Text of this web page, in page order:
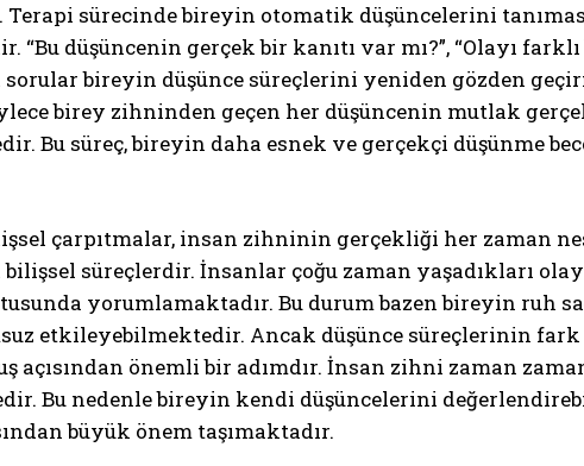
sürecinde bireyin otomatik düşüncelerini
“Bu düşüncenin gerçek bir kanıtı var mı?”, “Olayı
bireyin düşünce süreçlerini yeniden gözden
birey zihninden geçen her düşüncenin mutlak
Bu süreç, bireyin daha esnek ve gerçekçi düşünme
çarpıtmalar, insan zihninin gerçekliği her zaman
süreçlerdir. İnsanlar çoğu zaman yaşadıkları
yorumlamaktadır. Bu durum bazen bireyin ruh
etkileyebilmektedir. Ancak düşünce süreçlerinin
açısından önemli bir adımdır. İnsan zihni zaman
Bu nedenle bireyin kendi düşüncelerini
büyük önem taşımaktadır.